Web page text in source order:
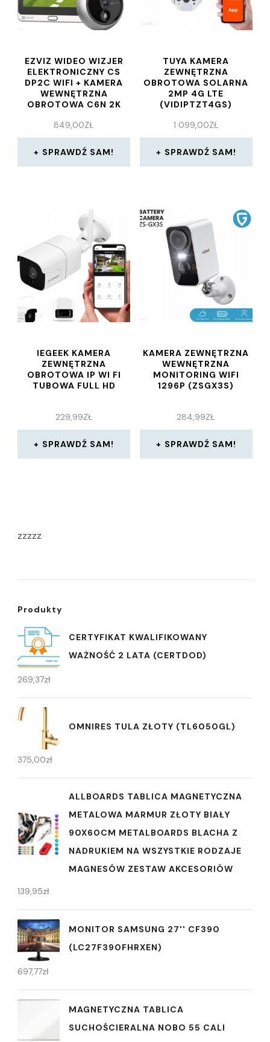
EZVIZ WIDEO WIZJER
ELEKTRONICZNY CS
DP2C WIFI + KAMERA
WEWNĘTRZNA
OBROTOWA C6N 2K
849,00ZŁ
SPRAWDŹ SAM!
TUYA KAMERA
ZEWNĘTRZNA
OBROTOWA SOLARNA
2MP 4G LTE
(VIDIPTZT4GS)
1 099,00ZŁ
SPRAWDŹ SAM!
IEGEEK KAMERA
ZEWNĘTRZNA
OBROTOWA IP WI FI
TUBOWA FULL HD
229,99ZŁ
SPRAWDŹ SAM!
KAMERA ZEWNĘTRZNA
WEWNĘTRZNA
MONITORING WIFI
1296P (ZSGX3S)
284,99ZŁ
SPRAWDŹ SAM!
zzzzz
Produkty
CERTYFIKAT KWALIFIKOWANY
WAŻNOŚĆ 2 LATA (CERTDOD)
269,37zł
OMNIRES TULA ZŁOTY (TL6050GL)
375,00zł
ALLBOARDS TABLICA MAGNETYCZNA
METALOWA MARMUR ZŁOTY BIAŁY
90X60CM METALBOARDS BLACHA Z
NADRUKIEM NA WSZYSTKIE RODZAJE
MAGNESÓW ZESTAW AKCESORIÓW
139,95zł
MONITOR SAMSUNG 27'' CF390
(LC27F390FHRXEN)
697,77zł
MAGNETYCZNA TABLICA
SUCHOŚCIERALNA NOBO 55 CALI